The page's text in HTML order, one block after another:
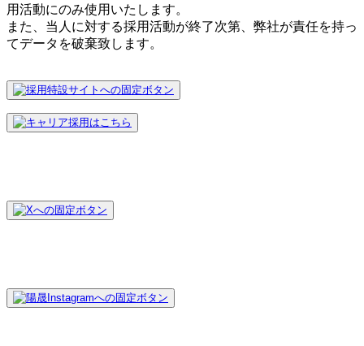
用活動にのみ使用いたします。
また、当人に対する採用活動が終了次第、弊社が責任を持っ
てデータを破棄致します。